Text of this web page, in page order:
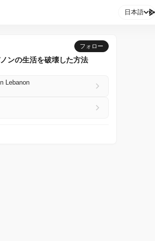
日本語
フォロー
ンの生活を破壊した方法
Lebanon